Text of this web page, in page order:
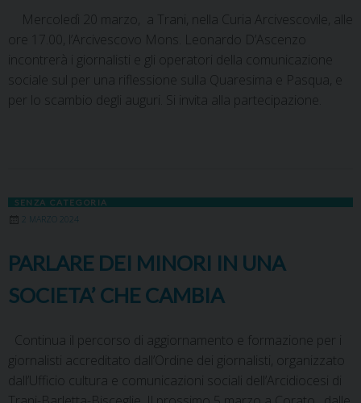
Mercoledì 20 marzo, a Trani, nella Curia Arcivescovile, alle
ore 17.00, l’Arcivescovo Mons. Leonardo D’Ascenzo
incontrerà i giornalisti e gli operatori della comunicazione
sociale sul per una riflessione sulla Quaresima e Pasqua, e
per lo scambio degli auguri. Si invita alla partecipazione.
SENZA CATEGORIA
2 MARZO 2024
PARLARE DEI MINORI IN UNA
SOCIETA’ CHE CAMBIA
Continua il percorso di aggiornamento e formazione per i
giornalisti accreditato dall’Ordine dei giornalisti, organizzato
dall’Ufficio cultura e comunicazioni sociali dell’Arcidiocesi di